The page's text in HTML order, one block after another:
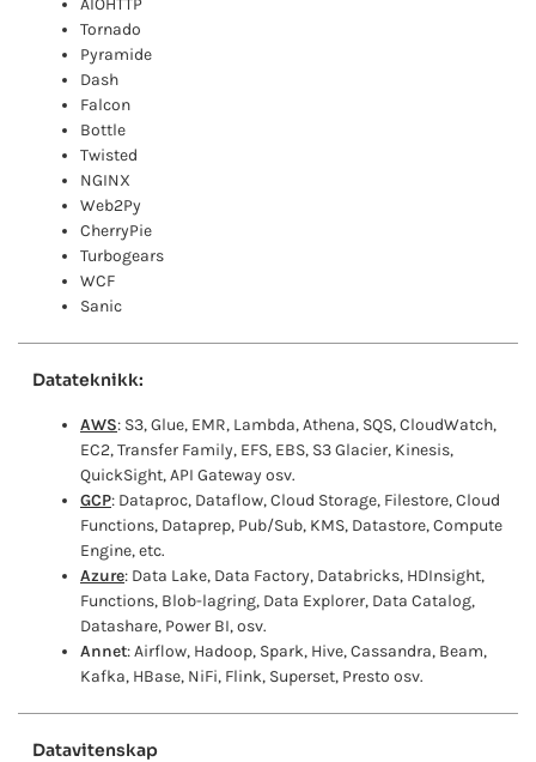
AIOHTTP
Tornado
Pyramide
Dash
Falcon
Bottle
Twisted
NGINX
Web2Py
CherryPie
Turbogears
WCF
Sanic
Datateknikk:
AWS: S3, Glue, EMR, Lambda, Athena, SQS, CloudWatch,
EC2, Transfer Family, EFS, EBS, S3 Glacier, Kinesis,
QuickSight, API Gateway osv.
GCP: Dataproc, Dataflow, Cloud Storage, Filestore, Cloud
Functions, Dataprep, Pub/Sub, KMS, Datastore, Compute
Engine, etc.
Azure: Data Lake, Data Factory, Databricks, HDInsight,
Functions, Blob-lagring, Data Explorer, Data Catalog,
Datashare, Power BI, osv.
Annet: Airflow, Hadoop, Spark, Hive, Cassandra, Beam,
Kafka, HBase, NiFi, Flink, Superset, Presto osv.
Datavitenskap